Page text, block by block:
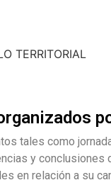
TERRITORIAL
tales como
y
en relación a su